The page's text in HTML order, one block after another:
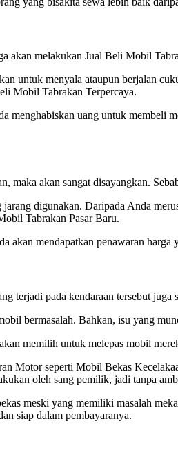
akan melakukan Jual Beli Mobil
untuk menyala ataupun berjalan
Mobil Tabrakan Terpercaya.
menghabiskan uang untuk membeli
maka akan sangat disayangkan.
digunakan. Daripada Anda
Tabrakan Pasar Baru.
akan mendapatkan penawaran harga
terjadi pada kendaraan tersebut juga
bermasalah. Bahkan, isu yang
memilih untuk melepas mobil
Motor seperti Mobil Bekas
oleh sang pemilik, jadi tanpa
meski yang memiliki masalah
siap dalam pembayaranya.